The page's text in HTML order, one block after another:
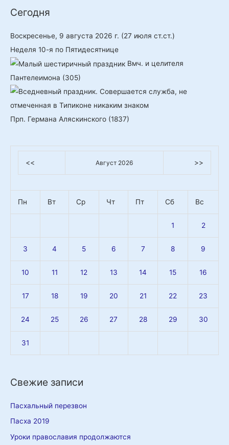
с
Сегодня
Воскресенье, 9 августа 2026 г. (27 июля ст.ст.)
Неделя 10-я по Пятидесятнице
Вмч. и целителя
Пантелеимона (305)
Прп. Германа Аляскинского (1837)
<< Август 2026 >>
Пн Вт Ср Чт Пт Сб Вс
1 2
3 4 5 6 7 8 9
10 11 12 13 14 15 16
17 18 19 20 21 22 23
24 25 26 27 28 29 30
31
Свежие записи
Пасхальный перезвон
Пасха 2019
Уроки православия продолжаются